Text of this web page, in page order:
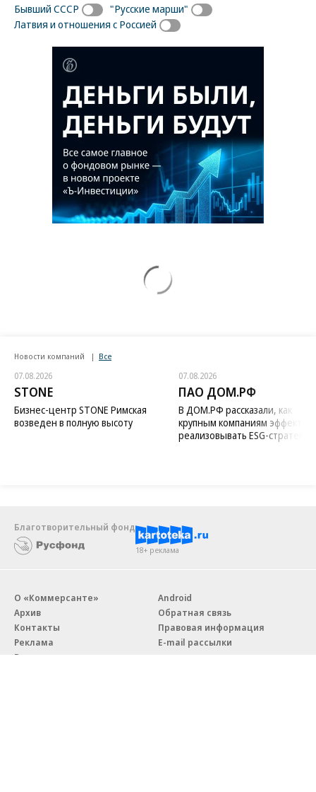
Бывший СССР
"Русские марши"
Латвия и отношения с Россией
Новости компаний Все
07.08.2026
STONE
Бизнес-центр STONE Римская
возведен в полную высоту
07.08.2026
ПАО ДОМ.РФ
В ДОМ.РФ рассказали, как
крупным компаниям
реализовывать ESG-стратегию
Благотворительный фонд
18+ реклама
О «Коммерсанте»
Архив
Контакты
Реклама
Вакансии
Android
Обратная связь
Правовая информация
E-mail рассылки